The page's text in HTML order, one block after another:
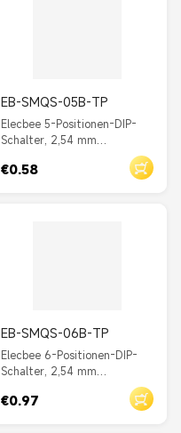
EB-SMQS-05B-TP
Elecbee 5-Positionen-DIP-
Schalter, 2,54 mm
Rastermaß, Durchgangsloch,
gerader Schieber, Blau
€0.58
EB-SMQS-06B-TP
Elecbee 6-Positionen-DIP-
Schalter, 2,54 mm
Rastermaß, Durchgangsloch,
gerader Schieber, Blau
€0.97